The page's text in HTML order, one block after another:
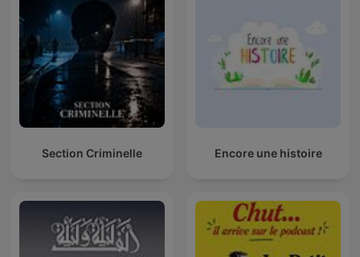
Section Criminelle Encore une histoire